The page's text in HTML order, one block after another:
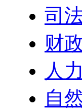
司
财
人
自